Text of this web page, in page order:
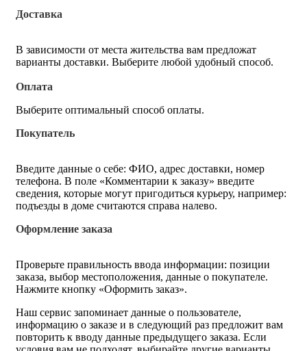
Доставка
В зависимости от места жительства вам предложат
варианты доставки. Выберите любой удобный способ.
Оплата
Выберите оптимальный способ оплаты.
Покупатель
Введите данные о себе: ФИО, адрес доставки, номер
телефона. В поле «Комментарии к заказу» введите
сведения, которые могут пригодиться курьеру, например:
подъезды в доме считаются справа налево.
Оформление заказа
Проверьте правильность ввода информации: позиции
заказа, выбор местоположения, данные о покупателе.
Нажмите кнопку «Оформить заказ».
Наш сервис запоминает данные о пользователе,
информацию о заказе и в следующий раз предложит вам
повторить к вводу данные предыдущего заказа. Если